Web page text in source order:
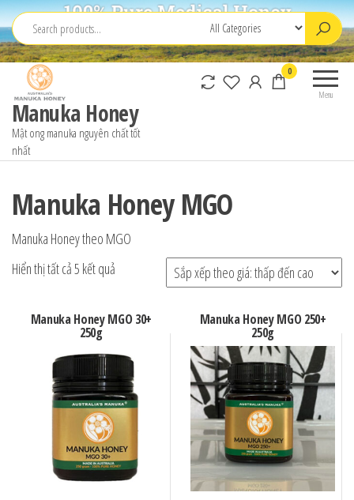
Skip
to
the
content
Manuka Honey
Mật ong manuka nguyên chất tốt
nhất
Menu
0
Manuka Honey MGO
Manuka Honey theo MGO
Hiển thị tất cả 5 kết quả
xếp
giá:
thấp
đến
Manuka Honey MGO 30+
250g
Manuka Honey MGO 250+
250g